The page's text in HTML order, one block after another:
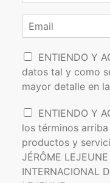
*
o
b
e
r
e
e
e
c
t
ó
n
P
o
l
í
c
a
d
e
P
ENTIENDO Y
datos tal y como
mayor detalle en la
n
f
o
r
m
ENTIENDO Y
los términos
productos y
JÉRÔME
INTERNACIONAL